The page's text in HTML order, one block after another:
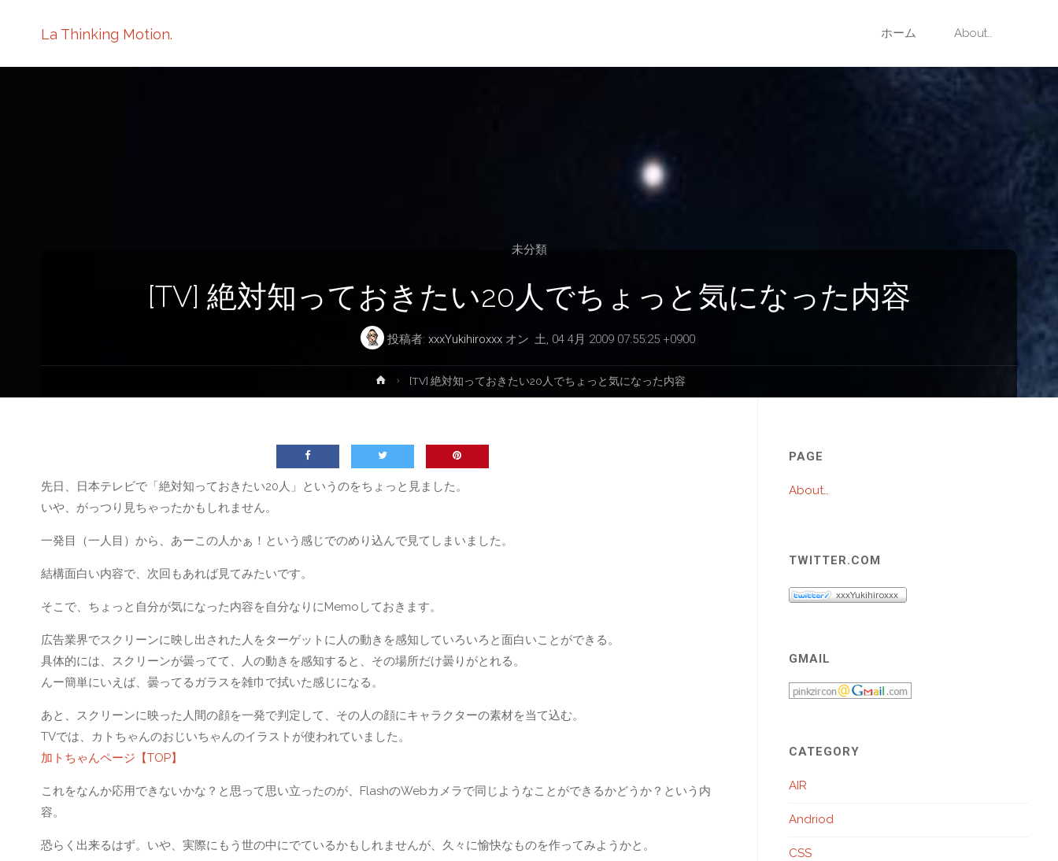
La Thinking Motion.
キ
ホーム About…
[TV] 絶対知っておきたい20人でちょっと気になった内容
投稿者: xxxYukihiroxxx オン 土, 04 4月 2009 07:55:25 +0900
未分類
ホ
ー
[TV] 絶対知っておきたい20人でちょっと気になった内容
先日、日本テレビで「絶対知っておきたい20人」というのをちょっと見ました。
いや、がっつり見ちゃったかもしれません。
一発目（一人目）から、あーこの人かぁ！という感じでのめり込んで見てしまいました。
結構面白い内容で、次回もあれば見てみたいです。
そこで、ちょっと自分が気になった内容を自分なりにMemoしておきます。
広告業界でスクリーンに映し出された人をターゲットに人の動きを感知していろいろと面白いことができる。
具体的には、スクリーンが曇ってて、人の動きを感知すると、その場所だけ曇りがとれる。
んー簡単にいえば、曇ってるガラスを雑巾で拭いた感じになる。
あと、スクリーンに映った人間の顔を一発で判定して、その人の顔にキャラクターの素材を当て込む。
TVでは、カトちゃんのおじいちゃんのイラストが使われていました。
加トちゃんページ【TOP】
これをなんか応用できないかな？と思って思い立ったのが、FlashのWebカメラで同じようなことができるかどうか？という内
容。
恐らく出来るはず。いや、実際にもう世の中にでているかもしれませんが、久々に愉快なものを作ってみようかと。
PAGE
About…
TWITTER.COM
GMAIL
CATEGORY
AIR
Andriod
CSS